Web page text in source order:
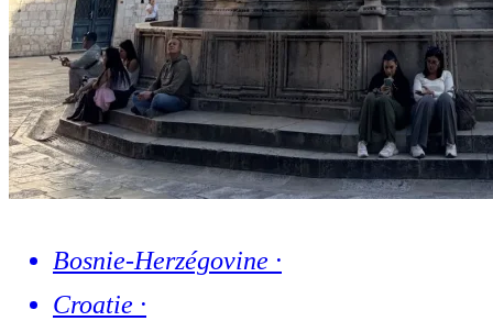
Bosnie-Herzégovine ·
Croatie ·